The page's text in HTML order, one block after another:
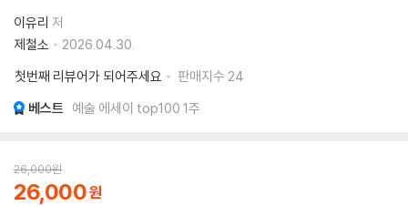
이유리 저
제철소
2026.04.30.
첫번째 리뷰어가 되어주세요
판매지수 24
베스트 예술 에세이 top100 1주
26,000원
26,000